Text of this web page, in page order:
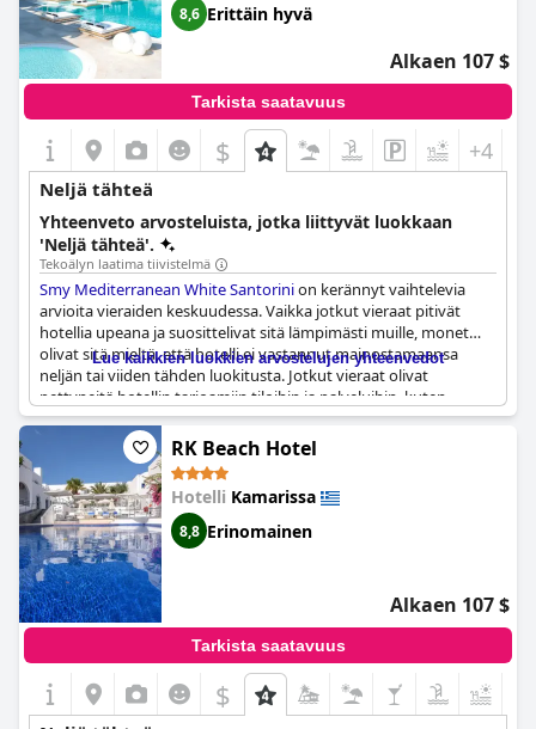
8,6 Erittäin hyvä
Alkaen 107 $
Tarkista saatavuus
$ +4
Neljä tähteä
Yhteenveto arvosteluista, jotka liittyvät luokkaan
'Neljä tähteä'.
Tekoälyn laatima tiivistelmä
Smy Mediterranean White Santorinion kerännyt vaihtelevia
arvioita vieraiden keskuudessa. Vaikka jotkut vieraat pitivät
hotellia upeana ja suosittelivat sitä lämpimästi muille, monet
olivat sitä mieltä, että hotelli ei vastannut mainostamaansa
neljän tai viiden tähden luokitusta. Jotkut vieraat olivat
pettyneitä hotellin tarjoamiin tiloihin ja palveluihin, kuten
pieneen uima-altaaseen, vähäisiin ruokavaihtoehtoihin ja
viihteen puutteeseen. Toiset vieraat valittivat sijainnista, joka ei
ollut kävelyetäisyydellä Kamarin rannalta, ja siitä, että heidän oli
vuokrattava ajoneuvo liikkumiseen. Huoneita kritisoitiin myös
siitä, että ne olivat vanhoja ja niistä puuttuivat
perusmukavuudet, kuten hiustenkuivaaja ja kosteusvoide.
Jotkut vieraat kuitenkin nauttivat hotellin uutuudesta, joka
tarjosi maisemanvaihdoksen ja pakenemisen tunteen. Kaiken
kaikkiaan arvostelut viittaavat siihen, että vaikka
Mediterranean White Santorini
ei ehkä olekaan niin ylellinen
viiden tähden hotelli kuin se väittää olevansa, vieraat voivat silti
viettää siellä kunnon yöpymisen, jos he hallitsevat odotuksensa
ja ovat valmiita unohtamaan puutteet.
Lue kaikkien luokkien arvostelujen yhteenvedot
RK Beach Hotel
Hotelli Kamarissa
8,8 Erinomainen
Alkaen 107 $
Tarkista saatavuus
$